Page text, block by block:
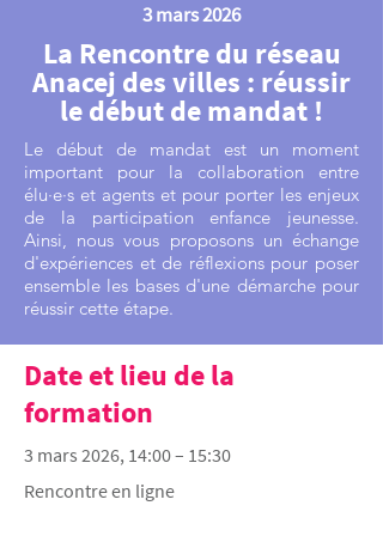
3 mars 2026
La Rencontre du réseau
Anacej des villes : réussir
le début de mandat !
Le début de mandat est un moment
important pour la collaboration entre
élu·e·s et agents et pour porter les enjeux
de la participation enfance jeunesse.
Ainsi, nous vous proposons un échange
d'expériences et de réflexions pour poser
ensemble les bases d'une démarche pour
réussir cette étape.
Date et lieu de la
formation
3 mars 2026, 14:00 – 15:30
Rencontre en ligne